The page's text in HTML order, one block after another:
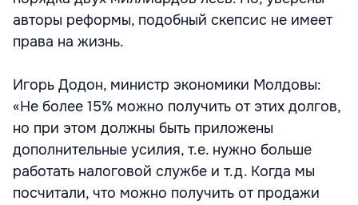
авторы реформы, подобный скепсис не имеет
права на жизнь.
Игорь Додон, министр экономики Молдовы:
«Не более 15% можно получить от этих долгов,
но при этом должны быть приложены
дополнительные усилия, т.е. нужно больше
работать налоговой службе и т.д. Когда мы
посчитали, что можно получить от продажи